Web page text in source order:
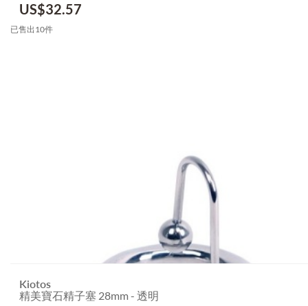
US$32.57
已售出10件
Kiotos
精美寶石精子塞 28mm - 透明